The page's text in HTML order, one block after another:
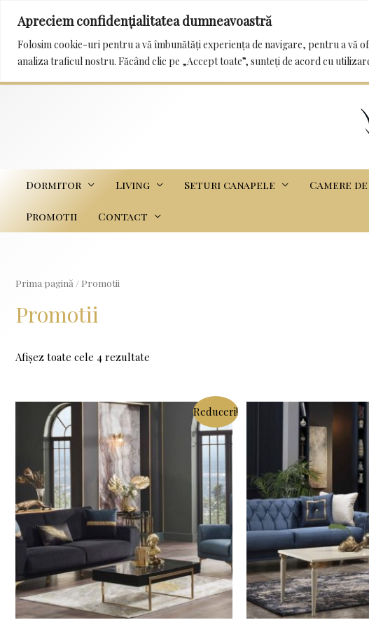
Apreciem confidențialitatea dumneavoastră
Folosim cookie-uri pentru a vă îmbunătăți experiența de navigare, pentru a vă
analiza traficul nostru. Făcând clic pe „Accept toate”, sunteți de acord cu
0232 222 233 / 0745 989 114
Dormitor Living Seturi canapele Camere
Promotii Contact
Prima pagină / Promotii
Promotii
Afișez toate cele 4 rezultate
Reduceri!